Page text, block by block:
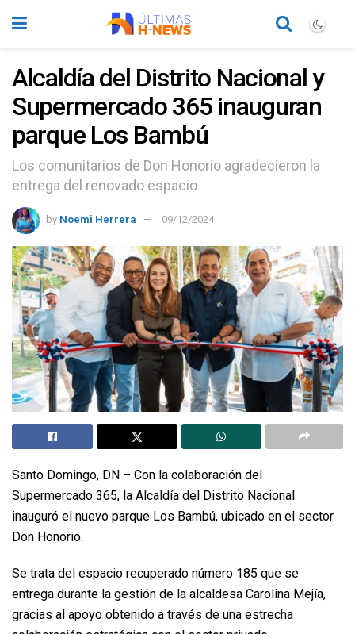
Alcaldía del Distrito Nacional y
Supermercado 365 inauguran
parque Los Bambú
Los comunitarios de Don Honorio agradecieron la
entrega del renovado espacio
by Noemi Herrera 09/12/2024
Santo Domingo, DN – Con la colaboración del
Supermercado 365, la Alcaldía del Distrito Nacional
inauguró el nuevo parque Los Bambú, ubicado en el sector
Don Honorio.
Se trata del espacio recuperado número 185 que se
entrega durante la gestión de la alcaldesa Carolina Mejía,
gracias al apoyo obtenido a través de una estrecha